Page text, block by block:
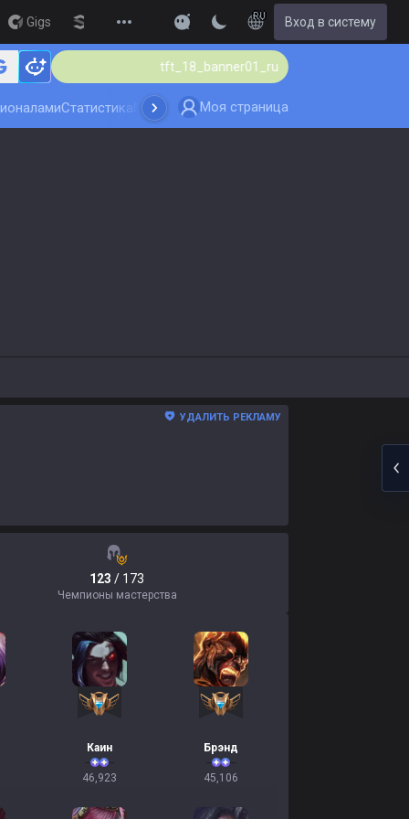
Gigs Streamer Overlay New
RU Вход в систему
tft_18_banner01_ru
Статистика МультипоискОбновление игры
Моя страница
УДАЛИТЬ РЕКЛАМУ
123 / 173
Чемпионы мастерства
Каин
46,923
Брэнд
45,106